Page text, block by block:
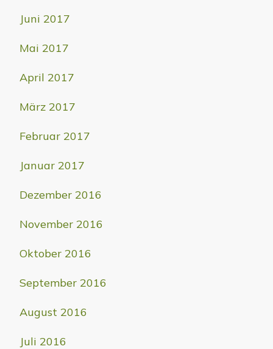
Juni 2017
Mai 2017
April 2017
März 2017
Februar 2017
Januar 2017
Dezember 2016
November 2016
Oktober 2016
September 2016
August 2016
Juli 2016